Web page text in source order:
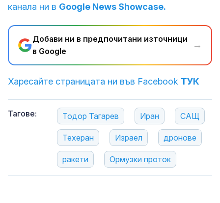
канала ни в Google News Showcase.
Добави ни в предпочитани източници
в Google
→
Харесайте страницата ни във Facebook ТУК
Тагове: Тодор Тагарев Иран САЩ
Техеран Израел дронове
ракети Ормузки проток